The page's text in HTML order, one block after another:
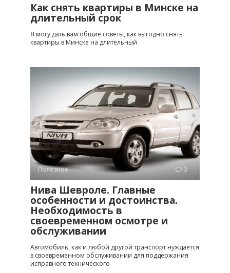
Как снять квартиры в Минске на
длительный срок
Я могу дать вам общие советы, как выгодно снять
квартиры в Минске на длительный
Полезное 0
Нива Шевроле. Главные
особенности и достоинства.
Необходимость в
своевременном осмотре и
обслуживании
Автомобиль, как и любой другой транспорт нуждается
в своевременном обслуживании для поддержания
исправного технического